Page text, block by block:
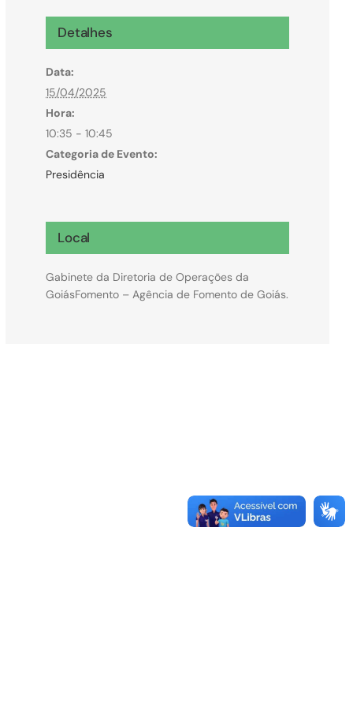
Microcrédito
Para MEI, microempresas e pessoas físicas
(feirantes e transportes)
Detalhes
Data:
15/04/2025
Hora:
10:35 - 10:45
Categoria de Evento:
Presidência
Local
Gabinete da Diretoria de Operações da
GoiásFomento – Agência de Fomento de Goiás.